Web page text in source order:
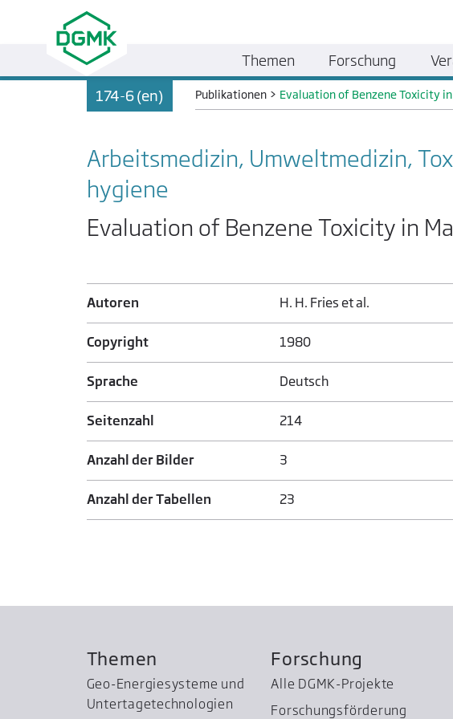
174-6 (en) Publikationen > Evaluation of Benzene Toxicity
Arbeitsmedizin, Umweltmedizin,
hygiene
Evaluation of Benzene Toxicity in
Autoren H. H. Fries et al.
Copyright 1980
Sprache Deutsch
Seitenzahl 214
Anzahl der Bilder 3
Anzahl der Tabellen 23
Themen
Geo-Energiesysteme und
Untertage­technologien
Forschung
Alle DGMK-Projekte
Forschungsförderung
Themen Forschung